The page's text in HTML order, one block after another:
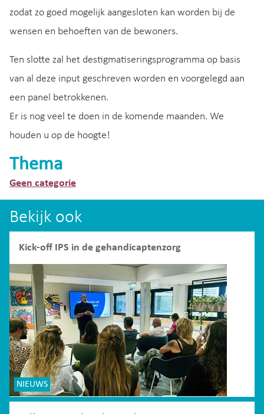
zodat zo goed mogelijk aangesloten kan worden bij de
wensen en behoeften van de bewoners.
Ten slotte zal het destigmatiseringsprogramma op basis
van al deze input geschreven worden en voorgelegd aan
een panel betrokkenen.
Er is nog veel te doen in de komende maanden. We
houden u op de hoogte!
Thema
Geen categorie
Bekijk ook
Kick-off IPS in de gehandicaptenzorg
NIEUWS